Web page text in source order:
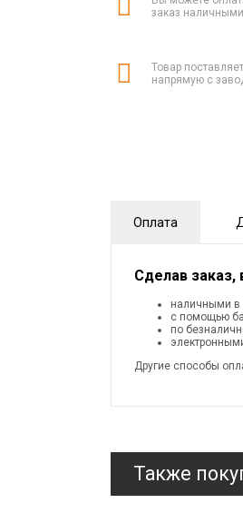
заказ наличными
Товар
напрямую с
Оплата
Сделав
наличными в
с помощью
по
Другие способы
Также